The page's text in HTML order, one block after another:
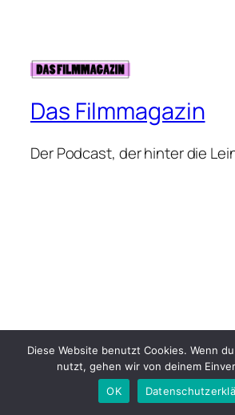
Das Filmmagazin
Der Podcast, der hinter die
Diese Website benutzt Cookies. Wenn
nutzt, gehen wir von deinem
OK